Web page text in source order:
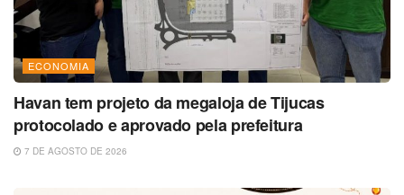
ECONOMIA
Havan tem projeto da megaloja de Tijucas
protocolado e aprovado pela prefeitura
7 DE AGOSTO DE 2026